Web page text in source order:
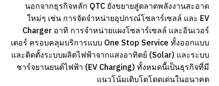
นอกจากธุรกิจหลัก QTC ยังขยายสู่ตลาดพลังงานสะอาด
ใหม่ๆ เช่น การจัดจำหน่ายอุปกรณ์โซลาร์เซลล์ และ EV
Charger อาทิ การจำหน่ายแผงโซลาร์เซลล์ และอินเวอร์
เตอร์ ครอบคลุมบริการแบบ One Stop Service ทั้งออกแบบ
และติดตั้งระบบผลิตไฟฟ้าจากแสงอาทิตย์ (Solar) และระบบ
ชาร์จยานยนต์ไฟฟ้า (EV Charging) ทั้งหมดนี้เป็นธุรกิจที่มี
แนวโน้มเติบโตโดดเด่นในอนาคต